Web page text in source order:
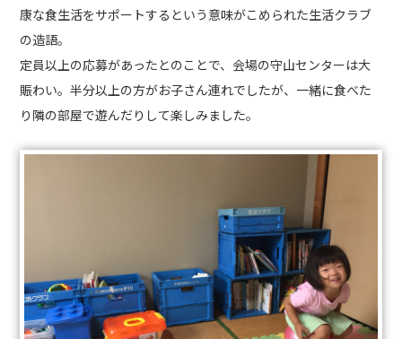
康な食生活をサポートするという意味がこめられた生活クラブ
の造語。
定員以上の応募があったとのことで、会場の守山センターは大
賑わい。半分以上の方がお子さん連れでしたが、一緒に食べた
り隣の部屋で遊んだりして楽しみました。